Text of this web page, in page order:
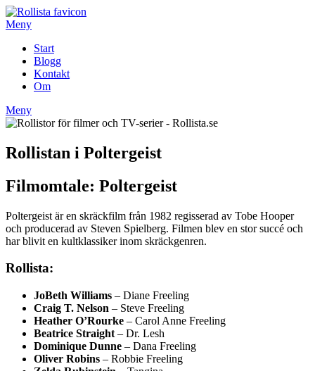
Hoppa
till
Meny
Start
Blogg
Kontakt
Om
Meny
Rollistan i Poltergeist
Filmomtale: Poltergeist
Poltergeist är en skräckfilm från 1982 regisserad av Tobe Hooper
och producerad av Steven Spielberg. Filmen blev en stor succé och
har blivit en kultklassiker inom skräckgenren.
Rollista:
JoBeth Williams – Diane Freeling
Craig T. Nelson – Steve Freeling
Heather O’Rourke – Carol Anne Freeling
Beatrice Straight – Dr. Lesh
Dominique Dunne – Dana Freeling
Oliver Robins – Robbie Freeling